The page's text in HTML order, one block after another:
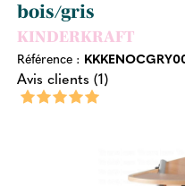
bois/gris
KINDERKRAFT
Référence :
Avis clients (1)